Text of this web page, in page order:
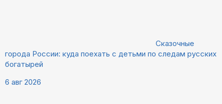
Сказочные
города России: куда поехать с детьми по следам русских
богатырей
6 авг 2026